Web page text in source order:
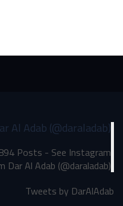
Al Adab (@daraladab)
Posts - See Instagram
Al Adab (@daraladab)
Tweets by DarAlAdab